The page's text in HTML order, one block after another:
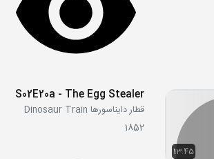
13:45
S02E20a - The Egg Stealer
قطار دایناسورها Dinosaur Train
1852